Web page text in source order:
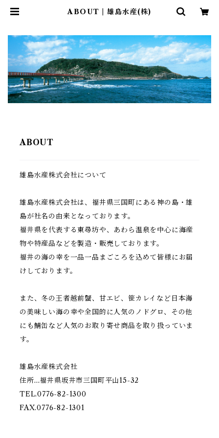
ABOUT | 雄島水産(株)
ABOUT
雄島水産株式会社について
雄島水産株式会社は、福井県三国町にある神の島・雄
島が社名の由来となっております。
福井県を代表する東尋坊や、あわら温泉を中心に海産
物や特産品などを製造・販売しております。
福井の海の幸を一品一品まごころを込めて皆様にお届
けしております。
また、冬の王者越前蟹、甘エビ、笹カレイなど日本海
の美味しい海の幸や全国的に人気のノドグロ、その他
にも鯖缶など人気のお取り寄せ商品を取り扱っていま
す。
雄島水産株式会社
住所…福井県坂井市三国町平山15-32
TEL.0776-82-1300
FAX.0776-82-1301